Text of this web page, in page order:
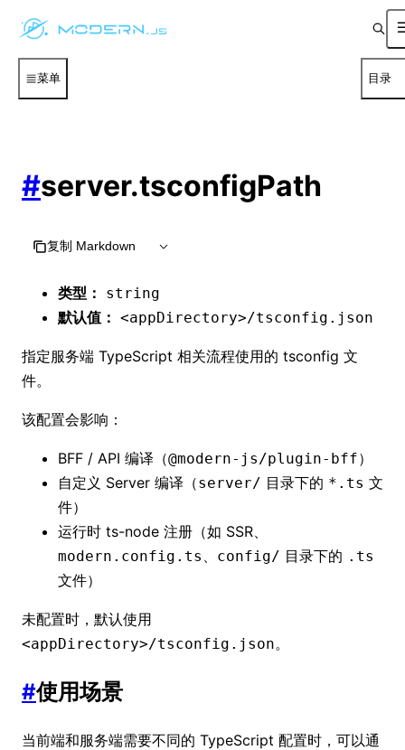
菜单 目录
#server.tsconfigPath
复制 Markdown
类型： string
默认值： <appDirectory>/tsconfig.json
指定服务端 TypeScript 相关流程使用的 tsconfig 文
件。
该配置会影响：
BFF / API 编译（@modern-js/plugin-bff）
自定义 Server 编译（server/ 目录下的 *.ts 文
件）
运行时 ts-node 注册（如 SSR、
modern.config.ts config/ 目录下的 .ts
文件）
未配置时，默认使用
<appDirectory>/tsconfig.json。
#使用场景
当前端和服务端需要不同的 TypeScript 配置时，可以通